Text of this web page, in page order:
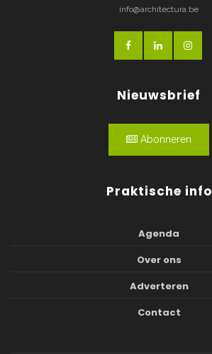
info@architectura.be
Nieuwsbrief
Abonneren
Praktische info
Agenda
Over ons
Adverteren
Contact